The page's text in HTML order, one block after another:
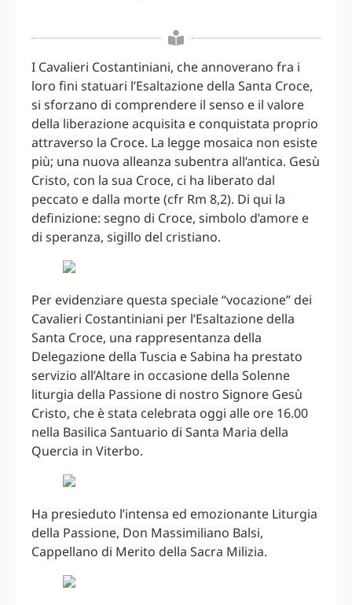
I Cavalieri Costantiniani, che annoverano fra i
loro fini statuari l’Esaltazione della Santa Croce,
si sforzano di comprendere il senso e il valore
della liberazione acquisita e conquistata proprio
attraverso la Croce. La legge mosaica non esiste
più; una nuova alleanza subentra all’antica. Gesù
Cristo, con la sua Croce, ci ha liberato dal
peccato e dalla morte (cfr Rm 8,2). Di qui la
definizione: segno di Croce, simbolo d’amore e
di speranza, sigillo del cristiano.
Per evidenziare questa speciale “vocazione” dei
Cavalieri Costantiniani per l’Esaltazione della
Santa Croce, una rappresentanza della
Delegazione della Tuscia e Sabina ha prestato
servizio all’Altare in occasione della Solenne
liturgia della Passione di nostro Signore Gesù
Cristo, che è stata celebrata oggi alle ore 16.00
nella Basilica Santuario di Santa Maria della
Quercia in Viterbo.
Ha presieduto l’intensa ed emozionante Liturgia
della Passione, Don Massimiliano Balsi,
Cappellano di Merito della Sacra Milizia.